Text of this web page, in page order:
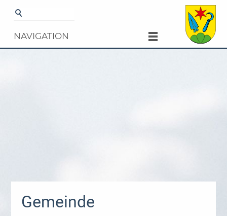
NAVIGATION
Startseite
Gemeinde